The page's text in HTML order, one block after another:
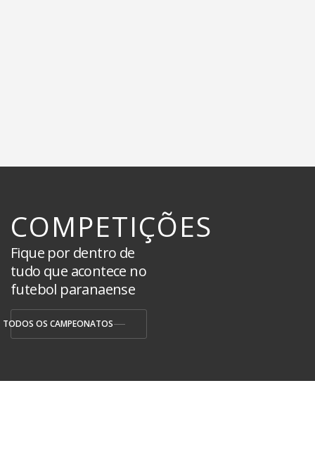
COMPETIÇÕES
Fique por dentro de
tudo que acontece no
futebol paranaense
TODOS OS CAMPEONATOS